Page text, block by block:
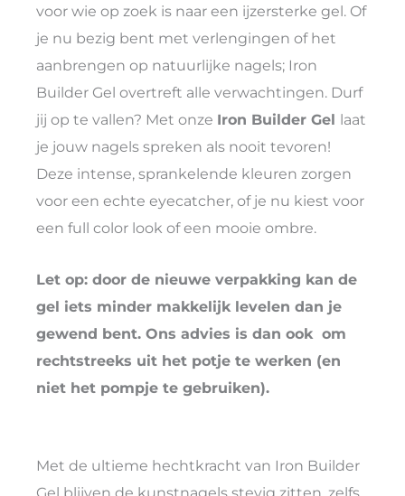
voor wie op zoek is naar een ijzersterke gel. Of
je nu bezig bent met verlengingen of het
aanbrengen op natuurlijke nagels; Iron
Builder Gel overtreft alle verwachtingen. Durf
jij op te vallen? Met onze Iron Builder Gel laat
je jouw nagels spreken als nooit tevoren!
Deze intense, sprankelende kleuren zorgen
voor een echte eyecatcher, of je nu kiest voor
een full color look of een mooie ombre.
Let op: door de nieuwe verpakking kan de
gel iets minder makkelijk levelen dan je
gewend bent. Ons advies is dan ook om
rechtstreeks uit het potje te werken (en
niet het pompje te gebruiken).
Met de ultieme hechtkracht van Iron Builder
Gel blijven de kunstnagels stevig zitten, zelfs